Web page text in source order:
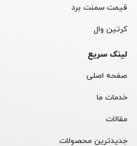
قیمت سمنت برد
کرتین وال
لینک سریع
صفحه اصلی
خدمات ما
مقالات
جدیدترین محصولات